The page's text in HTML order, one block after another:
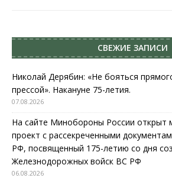
СВЕЖИЕ ЗАПИСИ
Николай Дерябин: «Не бояться
прессой». Накануне 75-летия.
07.08.2026
На сайте Минобороны России открыт
проект с рассекреченными
РФ, посвященный 175-летию со дня
Железнодорожных войск ВС РФ
06.08.2026